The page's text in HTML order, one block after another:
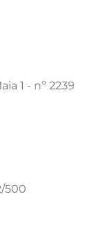
1 - nº 2239
500